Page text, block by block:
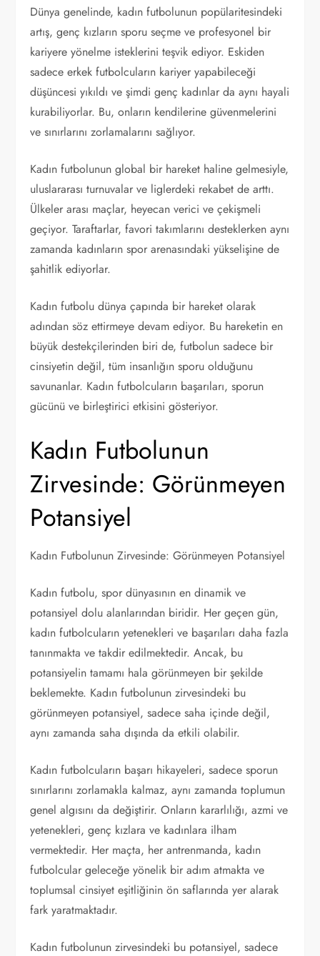
Dünya genelinde, kadın futbolunun popülaritesindeki
artış, genç kızların sporu seçme ve profesyonel bir
kariyere yönelme isteklerini teşvik ediyor. Eskiden
sadece erkek futbolcuların kariyer yapabileceği
düşüncesi yıkıldı ve şimdi genç kadınlar da aynı hayali
kurabiliyorlar. Bu, onların kendilerine güvenmelerini
ve sınırlarını zorlamalarını sağlıyor.
Kadın futbolunun global bir hareket haline gelmesiyle,
uluslararası turnuvalar ve liglerdeki rekabet de arttı.
Ülkeler arası maçlar, heyecan verici ve çekişmeli
geçiyor. Taraftarlar, favori takımlarını desteklerken aynı
zamanda kadınların spor arenasındaki yükselişine de
şahitlik ediyorlar.
Kadın futbolu dünya çapında bir hareket olarak
adından söz ettirmeye devam ediyor. Bu hareketin en
büyük destekçilerinden biri de, futbolun sadece bir
cinsiyetin değil, tüm insanlığın sporu olduğunu
savunanlar. Kadın futbolcuların başarıları, sporun
gücünü ve birleştirici etkisini gösteriyor.
Kadın Futbolunun
Zirvesinde: Görünmeyen
Potansiyel
Kadın Futbolunun Zirvesinde: Görünmeyen Potansiyel
Kadın futbolu, spor dünyasının en dinamik ve
potansiyel dolu alanlarından biridir. Her geçen gün,
kadın futbolcuların yetenekleri ve başarıları daha fazla
tanınmakta ve takdir edilmektedir. Ancak, bu
potansiyelin tamamı hala görünmeyen bir şekilde
beklemekte. Kadın futbolunun zirvesindeki bu
görünmeyen potansiyel, sadece saha içinde değil,
aynı zamanda saha dışında da etkili olabilir.
Kadın futbolcuların başarı hikayeleri, sadece sporun
sınırlarını zorlamakla kalmaz, aynı zamanda toplumun
genel algısını da değiştirir. Onların kararlılığı, azmi ve
yetenekleri, genç kızlara ve kadınlara ilham
vermektedir. Her maçta, her antrenmanda, kadın
futbolcular geleceğe yönelik bir adım atmakta ve
toplumsal cinsiyet eşitliğinin ön saflarında yer alarak
fark yaratmaktadır.
Kadın futbolunun zirvesindeki bu potansiyel, sadece